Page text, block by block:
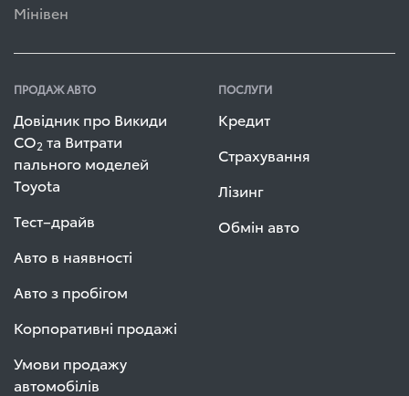
Мінівен
ПРОДАЖ АВТО
Довідник про Викиди
СО2 та Витрати
пального моделей
Toyota
Тест–драйв
Авто в наявності
Авто з пробігом
Корпоративні продажі
Умови продажу
автомобілів
ПОСЛУГИ
Кредит
Страхування
Лізинг
Обмін авто